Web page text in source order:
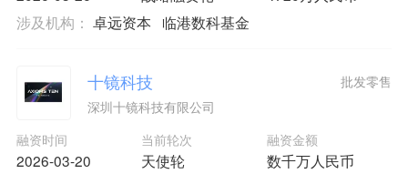
涉及机构： 卓远资本 临港数科基金
十镜科技
深圳十镜科技有限公司
融资时间
2026-03-20
当前轮次
天使轮
融资金额
数千万人民币
批发零售